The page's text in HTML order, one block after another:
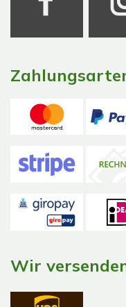
Wir